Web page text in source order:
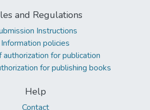
and Regulations
Instructions
Information policies
authorization for publication
for publishing books
Help
Contact